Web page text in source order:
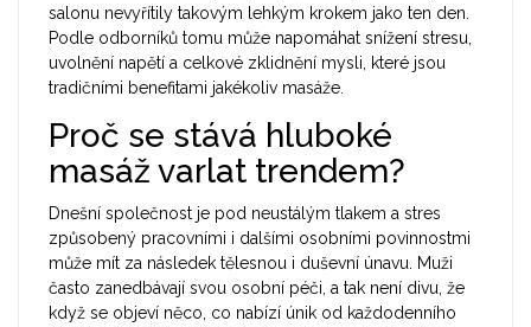
salonu nevyřítily takovým lehkým krokem jako ten den.
Podle odborníků tomu může napomáhat snížení stresu,
uvolnění napětí a celkové zklidnění mysli, které jsou
tradičními benefitami jakékoliv masáže.
Proč se stává hluboké
masáž varlat trendem?
Dnešní společnost je pod neustálým tlakem a stres
způsobený pracovními i dalšími osobními povinnostmi
může mít za následek tělesnou i duševní únavu. Muži
často zanedbávají svou osobní péči, a tak není divu, že
když se objeví něco, co nabízí únik od každodenního